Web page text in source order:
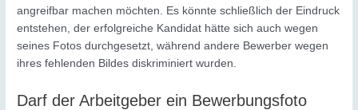
angreifbar machen möchten. Es könnte schließlich der Eindruck
entstehen, der erfolgreiche Kandidat hätte sich auch wegen
seines Fotos durchgesetzt, während andere Bewerber wegen
ihres fehlenden Bildes diskriminiert wurden.
Darf der Arbeitgeber ein Bewerbungsfoto